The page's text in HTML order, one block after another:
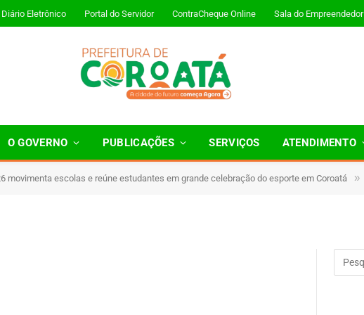
Diário Eletrônico Portal do Servidor ContraCheque Online Sala do Empreendedor
O GOVERNO PUBLICAÇÕES SERVIÇOS ATENDIMENTO
movimenta escolas e reúne estudantes em grande celebração do esporte em Coroatá »